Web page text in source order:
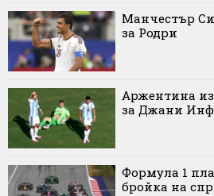
Манчестър
за Родри
Аржентина
за Джани
Формула 1
бройка на